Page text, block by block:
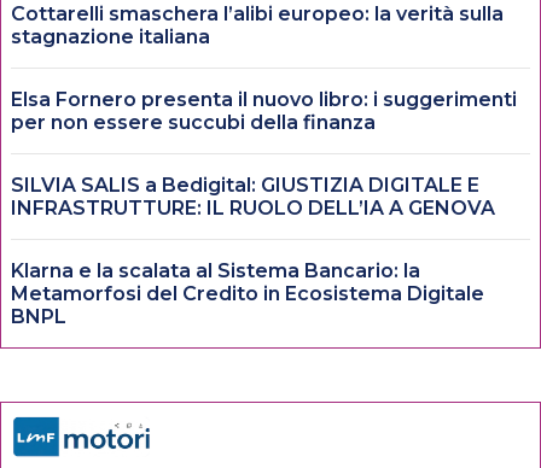
Cottarelli smaschera l’alibi europeo: la verità sulla
stagnazione italiana
Elsa Fornero presenta il nuovo libro: i suggerimenti
per non essere succubi della finanza
SILVIA SALIS a Bedigital: GIUSTIZIA DIGITALE E
INFRASTRUTTURE: IL RUOLO DELL’IA A GENOVA
Klarna e la scalata al Sistema Bancario: la
Metamorfosi del Credito in Ecosistema Digitale
BNPL